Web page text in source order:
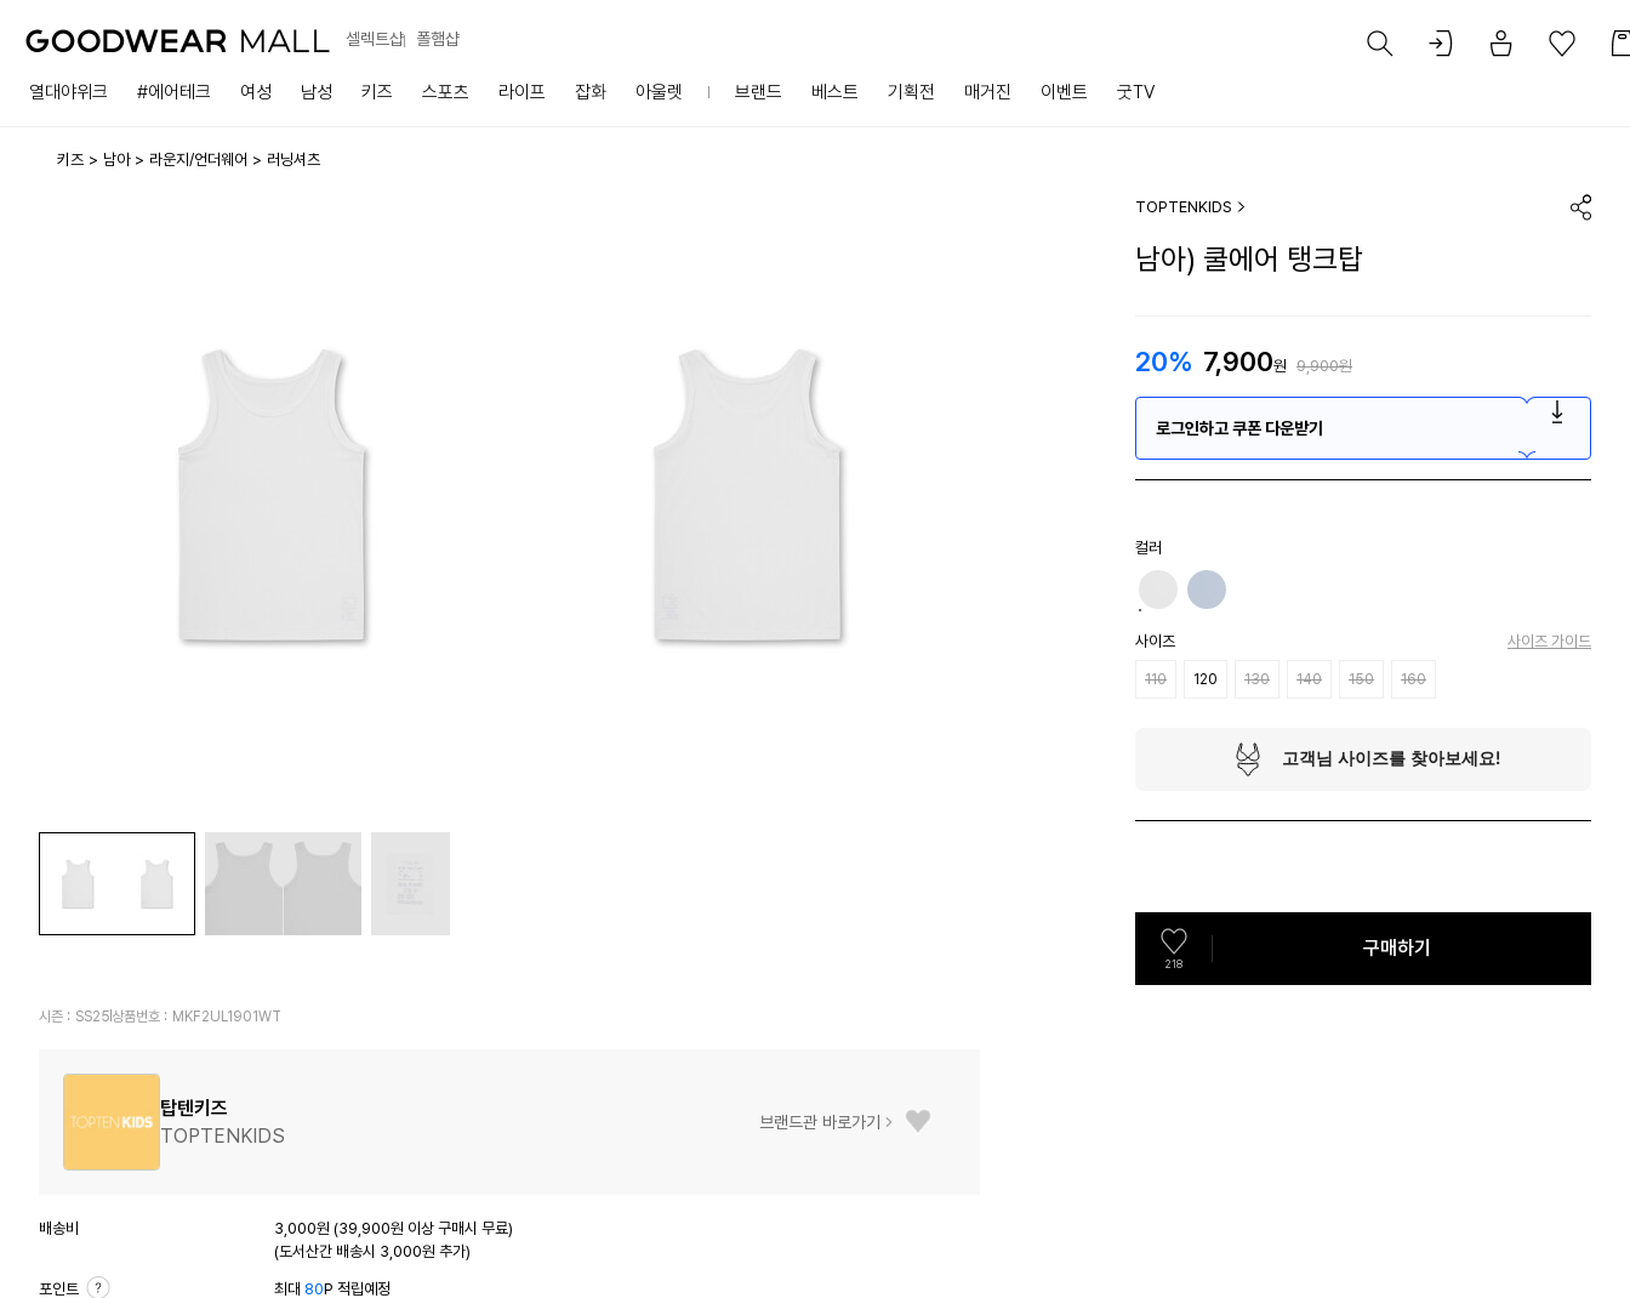
셀렉트샵 폴햄샵
열대야위크 #에어테크 여성 남성 키즈 스포츠 라이프 잡화 아울렛 브랜드 베스트 기획전 매거진 이벤트 굿TV
키즈 남아 라운지/언더웨어 러닝셔츠
시즌 : SS25 상품번호 : MKF2UL1901WT
탑텐키즈
TOPTENKIDS
브랜드관 바로가기
배송비
3,000원 (39,900원 이상 구매시 무료)
(도서산간 배송시 3,000원 추가)
포인트 최대 80P 적립예정
TOPTENKIDS
남아) 쿨에어 탱크탑
20% 7,900원 9,900원
로그인하고 쿠폰 다운받기
컬러
사이즈 사이즈 가이드
110 120 130 140 150 160
218
구매하기